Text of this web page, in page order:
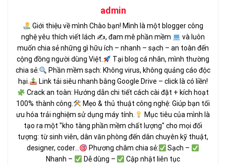
admin
Giới thiệu về mình Chào bạn! Mình là một blogger công
nghệ yêu thích viết lách ✍, đam mê phần mềm
và luôn
muốn chia sẻ những gì hữu ích – nhanh – sạch – an toàn đến
cộng đồng người dùng Việt.
Tại blog cá nhân, mình thường
chia sẻ:
Phần mềm sạch: Không virus, không quảng cáo độc
hại.
Link tải siêu nhanh bằng Google Drive – click là có liền!
Crack an toàn: Hướng dẫn chi tiết cách cài đặt + kích hoạt
100% thành công.
Mẹo & thủ thuật công nghệ: Giúp bạn tối
ưu hóa trải nghiệm sử dụng máy tính.
Mục tiêu của mình là
tạo ra một "kho tàng phần mềm chất lượng" cho mọi đối
tượng: từ sinh viên, dân văn phòng đến dân chuyên kỹ thuật,
designer, coder...
Phương châm chia sẻ:
Sạch –
Nhanh –
Dễ dùng – Cập nhật liên tục